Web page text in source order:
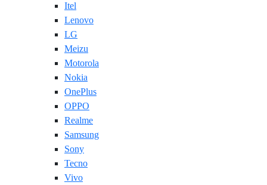
Itel
Lenovo
LG
Meizu
Motorola
Nokia
OnePlus
OPPO
Realme
Samsung
Sony
Tecno
Vivo